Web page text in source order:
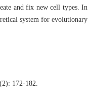
and fix new cell types. In
system for evolutionary
172-182.